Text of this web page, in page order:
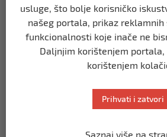
Skaloni: U Juventusu je
usluge, što bolje korisničko
našeg portala, prikaz
funkcionalnosti koje inače ne
Daljnjim korištenjem portala,
korištenjem
Prihvati i zatvori
Saznaj više na